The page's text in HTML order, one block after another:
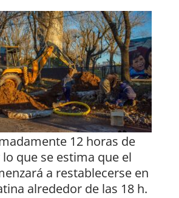
12 horas de
que se estima que el
a restablecerse en
alrededor de las 18 h.